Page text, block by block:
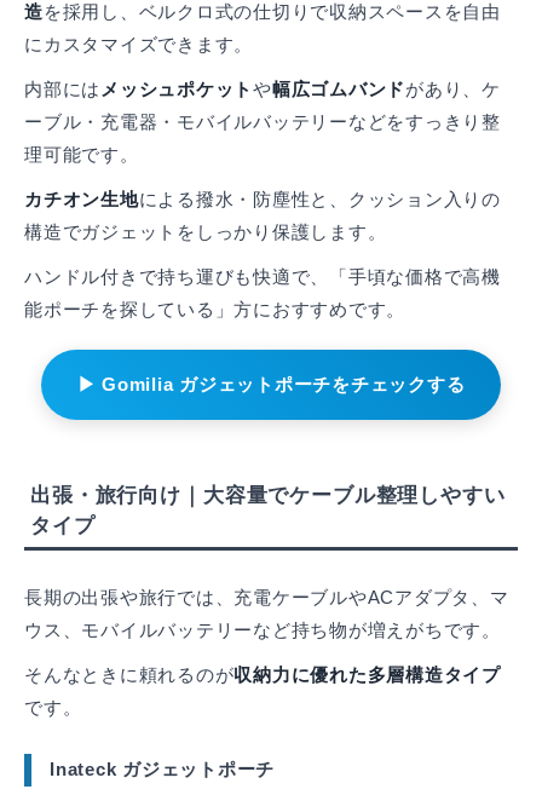
造を採用し、ベルクロ式の仕切りで収納スペースを自由
にカスタマイズできます。
内部には メッシュポケット や幅広ゴムバンドがあり、ケ
ーブル・充電器・モバイルバッテリーなどをすっきり整
理可能です。
カチオン生地による撥水・防塵性と、クッション入りの
構造でガジェットをしっかり保護します。
ハンドル付きで持ち運びも快適で、「手頃な価格で高機
能ポーチを探している」方におすすめです。
▶ Gomilia ガジェットポーチをチェックする
出張・旅行向け｜大容量でケーブル整理しやすい
タイプ
長期の出張や旅行では、充電ケーブルやACアダプタ、マ
ウス、モバイルバッテリーなど持ち物が増えがちです。
そんなときに頼れるのが収納力に優れた多層構造タイプ
です。
Inateck ガジェットポーチ